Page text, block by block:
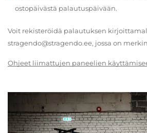
ostopäivästä palautuspäivään.
Voit rekisteröidä palautuksen
stragendo@stragendo.ee, jossa on
Ohjeet liimattujen paneelien